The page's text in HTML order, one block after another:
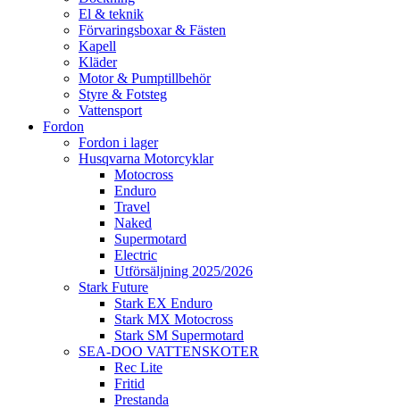
El & teknik
Förvaringsboxar & Fästen
Kapell
Kläder
Motor & Pumptillbehör
Styre & Fotsteg
Vattensport
Fordon
Fordon i lager
Husqvarna Motorcyklar
Motocross
Enduro
Travel
Naked
Supermotard
Electric
Utförsäljning 2025/2026
Stark Future
Stark EX Enduro
Stark MX Motocross
Stark SM Supermotard
SEA-DOO VATTENSKOTER
Rec Lite
Fritid
Prestanda